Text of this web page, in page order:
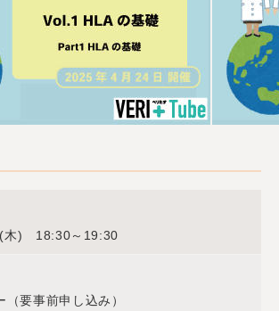
(木) 18:30～19:30
要事前申し込み）